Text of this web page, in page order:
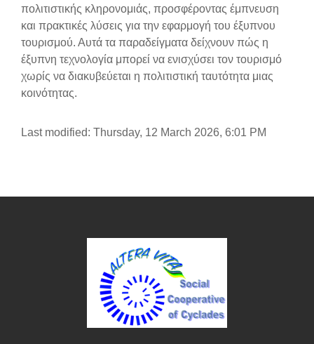
πολιτιστικής κληρονομιάς, προσφέροντας έμπνευση
και πρακτικές λύσεις για την εφαρμογή του έξυπνου
τουρισμού. Αυτά τα παραδείγματα δείχνουν πώς η
έξυπνη τεχνολογία μπορεί να ενισχύσει τον τουρισμό
χωρίς να διακυβεύεται η πολιτιστική ταυτότητα μιας
κοινότητας.
Last modified: Thursday, 12 March 2026, 6:01 PM